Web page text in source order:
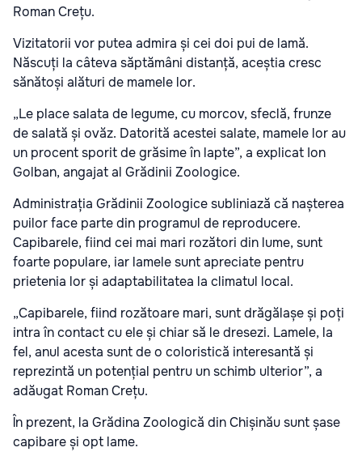
Roman Crețu.
Vizitatorii vor putea admira și cei doi pui de lamă.
Născuți la câteva săptămâni distanță, aceștia cresc
sănătoși alături de mamele lor.
„Le place salata de legume, cu morcov, sfeclă, frunze
de salată și ovăz. Datorită acestei salate, mamele lor au
un procent sporit de grăsime în lapte”, a explicat Ion
Golban, angajat al Grădinii Zoologice.
Administrația Grădinii Zoologice subliniază că nașterea
puilor face parte din programul de reproducere.
Capibarele, fiind cei mai mari rozători din lume, sunt
foarte populare, iar lamele sunt apreciate pentru
prietenia lor și adaptabilitatea la climatul local.
„Capibarele, fiind rozătoare mari, sunt drăgălașe și poți
intra în contact cu ele și chiar să le dresezi. Lamele, la
fel, anul acesta sunt de o coloristică interesantă și
reprezintă un potențial pentru un schimb ulterior”, a
adăugat Roman Crețu.
În prezent, la Grădina Zoologică din Chișinău sunt șase
capibare și opt lame.